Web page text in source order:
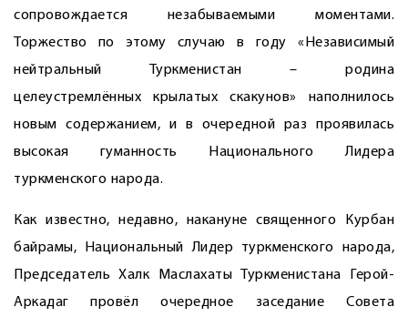
сопровождается незабываемыми моментами.
Торжество по этому случаю в году ­«Независимый
нейтральный Туркменистан – родина
целеустремлённых крылатых скакунов» наполнилось
новым содержанием, и в очередной раз проявилась
высокая гуманность Национального Лидера
туркменского народа.
Как известно, недавно, накануне священного Курбан
байрамы, Национальный Лидер туркменского народа,
Председатель Халк Маслахаты Туркменистана Герой-
Аркадаг провёл очередное заседание Совета